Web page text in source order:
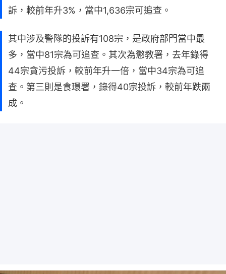
訴，較前年升3%，當中1,636宗可追查。
其中涉及警隊的投訴有108宗，是政府部門當中最
多，當中81宗為可追查。其次為懲教署，去年錄得
44宗貪污投訴，較前年升一倍，當中34宗為可追
查。第三則是食環署，錄得40宗投訴，較前年跌兩
成。